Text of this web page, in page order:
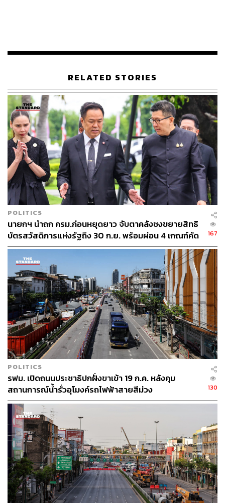
TAGS: การรถไฟฟ้าขนส่งมวลชนแห่งประเทศไทย (รฟม.)
ถนนทรุดตัว
ถนนสามเสน สน.สามเสน
225
ABOUT THE AUTHOR
THE STANDARD TEAM
กองบรรณาธิการ THE STANDARD
RELATED STORIES
POLITICS
นายกฯ นำถก ครม.ก่อนหยุดยาว จับตาคลังชงขยายสิทธิ
บัตรสวัสดิการแห่งรัฐถึง 30 ก.ย. พร้อมผ่อน 4 เกณฑ์คัด
กรองผู้มีสิทธิ
167
POLITICS
รฟม. เปิดถนนประชาธิปกฝั่งขาเข้า 19 ก.ค. หลังคุม
สถานการณ์น้ำรั่วอุโมงค์รถไฟฟ้าสายสีม่วง
130